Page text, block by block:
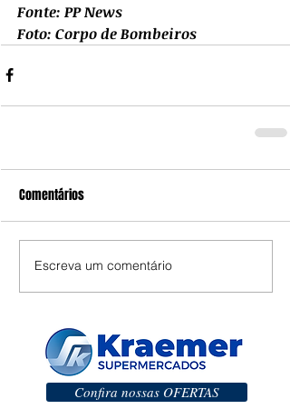
Fonte: PP News
Foto: Corpo de Bombeiros
Comentários
Escreva um comentário
Confira nossas OFERTAS